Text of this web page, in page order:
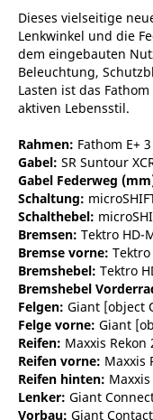
Dieses vielseitige
Lenkwinkel und die
dem eingebauten
Beleuchtung,
Lasten ist das
aktiven Lebensstil.
Rahmen: Fathom E+ 3
Gabel: SR Suntour
Gabel Federweg
Schaltung:
Schalthebel:
Bremsen: Tektro HD-
Bremse vorne: Tektro
Bremshebel: Tektro
Bremshebel
Felgen: Giant [object
Felge vorne: Giant
Reifen: Maxxis Rekon
Reifen vorne: Maxxis
Reifen hinten:
Lenker: Giant
Vorbau: Giant Contact